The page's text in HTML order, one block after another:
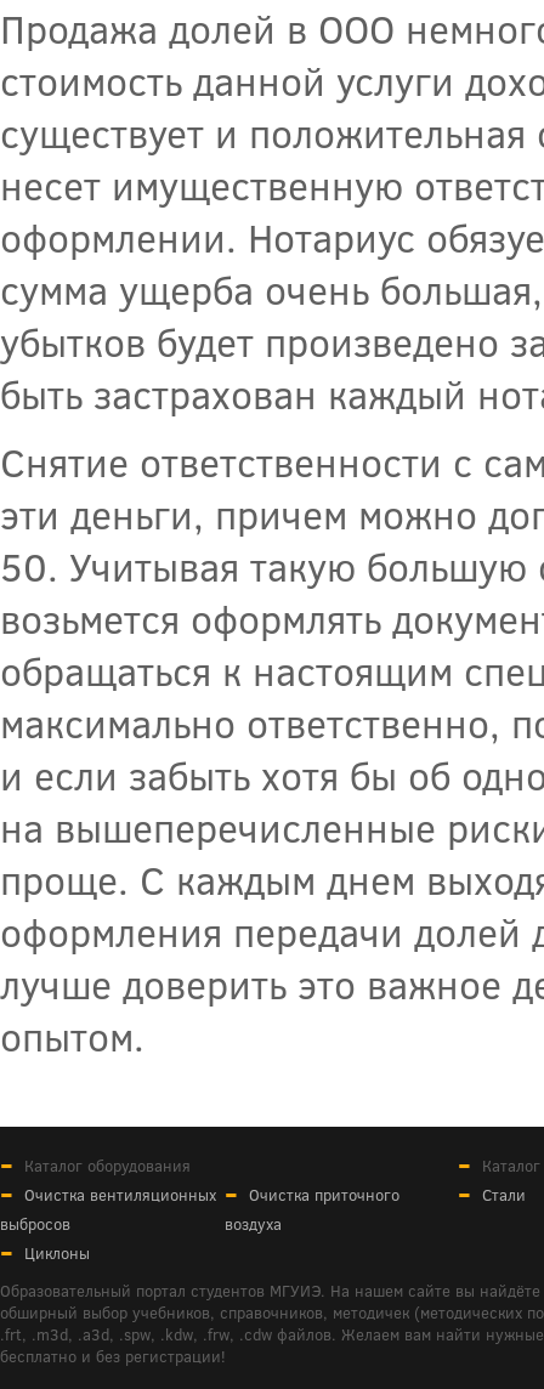
Продажа долей в ООО
стоимость данной услуги
существует и
несет имущественную
оформлении. Нотариус
сумма ущерба очень
убытков будет произведено
быть застрахован каждый
Снятие ответственности с
эти деньги, причем можно
50. Учитывая такую большую
возьмется оформлять
обращаться к настоящим
максимально ответственно,
и если забыть хотя бы об
на вышеперечисленные
проще. С каждым днем
оформления передачи долей
лучше доверить это важное
опытом.
Каталог оборудования
Очистка вентиляционных
выбросов
Очистка приточного
воздуха
Циклоны
Стали
Образовательный портал студентов МГУИЭ. На нашем сайте вы
обширный выбор учебников, справочников, методичек (методических
.frt, .m3d, .a3d, .spw, .kdw, .frw, .cdw файлов. Желаем вам найти
бесплатно и без регистрации!